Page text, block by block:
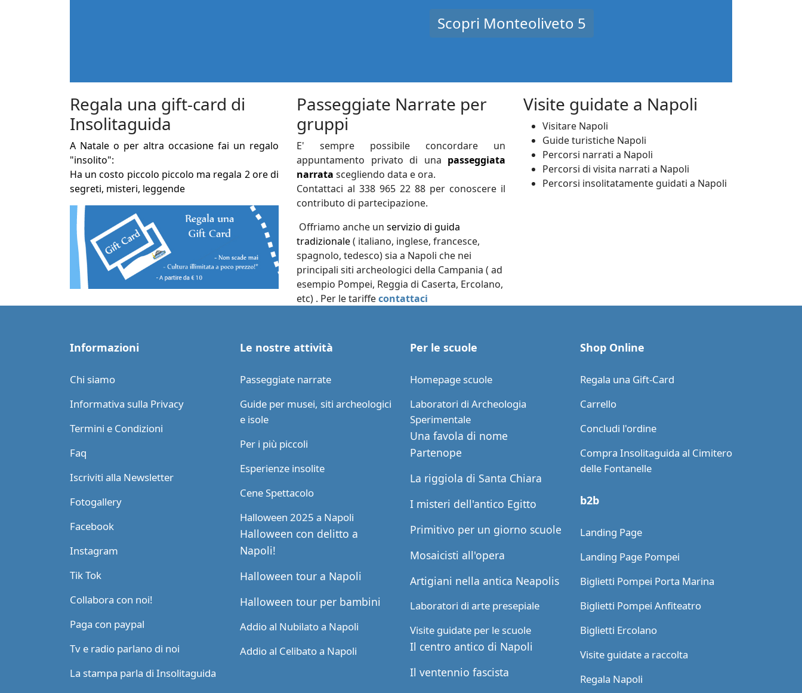
Scopri Monteoliveto 5
Regala una gift-card di
Insolitaguida
A Natale o per altra occasione fai un regalo
"insolito":
Ha un costo piccolo piccolo ma regala 2 ore di
segreti, misteri, leggende
Passeggiate Narrate per
gruppi
E' sempre possibile concordare un
appuntamento privato di una passeggiata
narrata scegliendo data e ora.
Contattaci al 338 965 22 88 per conoscere il
contributo di partecipazione.
Offriamo anche un servizio di guida
tradizionale( italiano, inglese, francesce,
spagnolo, tedesco) sia a Napoli che nei
principali siti archeologici della Campania ( ad
esempio Pompei, Reggia di Caserta, Ercolano,
etc) . Per le tariffecontattaci
Visite guidate a Napoli
Visitare Napoli
Guide turistiche Napoli
Percorsi narrati a Napoli
Percorsi di visita narrati a Napoli
Percorsi insolitatamente guidati a Napoli
Informazioni
Chi siamo
Informativa sulla Privacy
Termini e Condizioni
Faq
Iscriviti alla Newsletter
Fotogallery
Facebook
Instagram
Tik Tok
Collabora con noi!
Paga con paypal
Tv e radio parlano di noi
La stampa parla di Insolitaguida
Le nostre attività
Passeggiate narrate
Guide per musei, siti archeologici
e isole
Per i più piccoli
Esperienze insolite
Cene Spettacolo
Halloween 2025 a Napoli
Halloween con delitto a
Napoli!
Halloween tour a Napoli
Halloween tour per bambini
Addio al Nubilato a Napoli
Addio al Celibato a Napoli
Per le scuole
Homepage scuole
Laboratori di Archeologia
Sperimentale
Una favola di nome
Partenope
La riggiola di Santa Chiara
I misteri dell'antico Egitto
Primitivo per un giorno scuole
Mosaicisti all'opera
Artigiani nella antica Neapolis
Laboratori di arte presepiale
Visite guidate per le scuole
Il centro antico di Napoli
Il ventennio fascista
Shop Online
Regala una Gift-Card
Carrello
Concludi l'ordine
Compra Insolitaguida al Cimitero
delle Fontanelle
b2b
Landing Page
Landing Page Pompei
Biglietti Pompei Porta Marina
Biglietti Pompei Anfiteatro
Biglietti Ercolano
Visite guidate a raccolta
Regala Napoli